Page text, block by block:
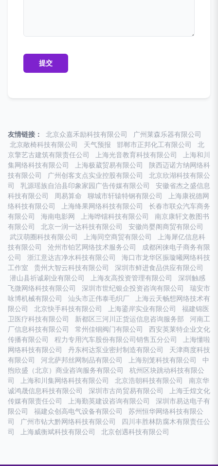
友情链接： 北京众嘉禾励科技有限公司
广州莱森乐器有限公司
北京敞椅科技有限公司
天气预报 邯郸市正邦化工有限公司
北
京擎艺古建筑有限责任公司
上海光音教育科技有限公司
上海和川
集网络科技有限公司
上海极葳贸易有限公司
陕西迈诺方纳网络科
技有限公司
广州创客支点实业控股有限公司
北京欣湖科技有限公
司
乳源瑶族自治县印象家园广告传媒有限公司
安徽省杰之盛信息
科技有限公司
周易算命 聊城市轩辕特钢有限公司
上海康祝德网
络科技有限公司
上海绛果网络科技有限公司
长春市联众汽车商务
有限公司
海南电影网 上海哗镭科技有限公司
南京康轩文教图书
有限公司
北京一润一达科技有限公司
安徽尚婴阁商贸有限公司
武汉萌圈科技有限公司
上海同空商贸有限公司
上海犀亿信息科
技有限公司
沧州市铂艺网络技术服务公司
成都闲徕电子商务有限
公司
浙江意达吉净水科技有限公司
海口市龙华区振璇曦网络科技
工作室
贵州大智云科技有限公司
深圳市鲜进食品供应有限公司
潜山县祈诚刷业有限公司
上海友高投资管理有限公司
深圳触感
飞微网络科技有限公司
深圳市世纪银企投资咨询有限公司
瑞安市
咏博机械有限公司
汕头市正伟泰毛织厂
上海云天畅想网络技术有
限公司
北京快手科技有限公司 上海鎏岸实业有限公司
福建锦医
卫医疗科技有限公司
新都区三河川正货运信息咨询服务部
河南工
厂信息科技有限公司
常州佳锢阀门有限公司
西安英莱特企业文化
传播有限公司
程力专用汽车股份有限公司销售五分公司
上海懂啦
网络科技有限公司
丹东柯达泵业密封制造有限公司
天津商度科技
有限公司
河北萨邦丝网制品有限公司 上海别笼科技有限公司
中
煦欣盛（北京）商业咨询服务有限公司
杭州区块跳动科技有限公
司
上海和川集网络科技有限公司 北京浩朝科技有限公司
南京华
诚鸿晟信息科技有限公司
深圳市古尚贸易有限公司
上海壬煌文化
传媒有限责任公司
上海勤英建设咨询有限公司
深圳市易达电子有
限公司
福建众创高电气设备有限公司
苏州恒华网络科技有限公
司
广州市钻大黔网络科技有限公司
四川丰胜林防腐木有限责任公
司
上海威衡斌科技有限公司 北京创遇科技有限公司